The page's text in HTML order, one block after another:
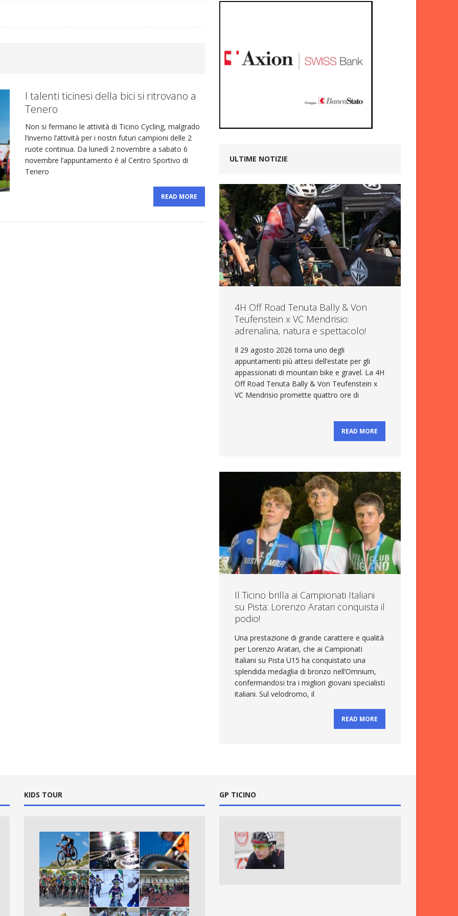
CYCLING NEWS
Emmenegger, Brugg porta ancora bene: secondo
CYCLING NEWS
Andreoli Calcagni convocato dalla Svizzera per
Woman Team: ultimo test prima dei
I talenti ticinesi della bici si ritrovano a
Tenero
Non si fermano le attività di Ticino Cycling, malgrado
l’inverno l’attività per i nostri futuri campioni delle 2
ruote continua. Da lunedì 2 novembre a sabato 6
novembre l’appuntamento é al Centro Sportivo di
Tenero
READ MORE
ULTIME NOTIZIE
4H Off Road Tenuta Bally & Von
Teufenstein x VC Mendrisio:
adrenalina, natura e spettacolo!
Il 29 agosto 2026 torna uno degli
appuntamenti più attesi dell’estate per gli
appassionati di mountain bike e gravel. La 4H
Off Road Tenuta Bally & Von Teufenstein x
VC Mendrisio promette quattro ore di
READ MORE
Il Ticino brilla ai Campionati Italiani
su Pista: Lorenzo Aratari conquista il
podio!
Una prestazione di grande carattere e qualità
per Lorenzo Aratari, che ai Campionati
Italiani su Pista U15 ha conquistato una
splendida medaglia di bronzo nell’Omnium,
confermandosi tra i migliori giovani specialisti
italiani. Sul velodromo, il
READ MORE
KIDS TOUR GP TICINO